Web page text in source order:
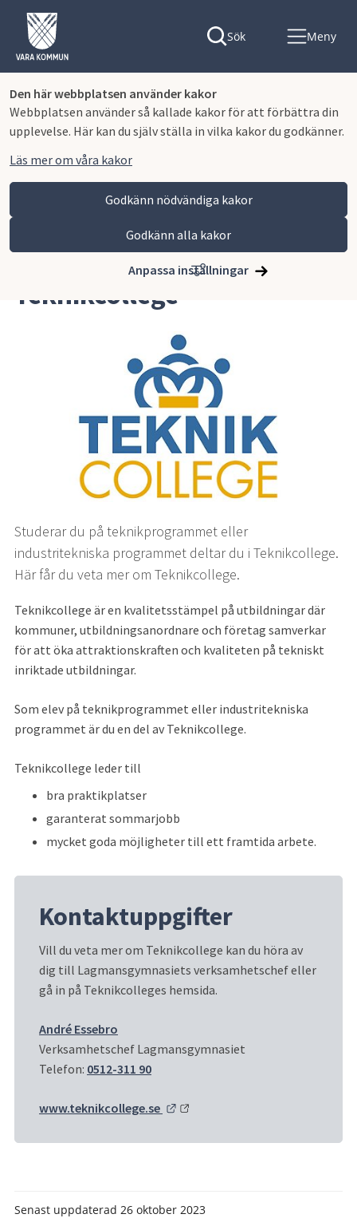
Den här webbplatsen använder kakor
Webbplatsen använder så kallade kakor för att förbättra din
upplevelse. Här kan du själv ställa in vilka kakor du godkänner.
Läs mer om våra kakor
Godkänn nödvändiga kakor
Godkänn alla kakor
Anpassa inställningar
Sök Meny
Lagmansgymnasiet Om skolan Teknikcollege
Teknikcollege
Studerar du på teknikprogrammet eller
industritekniska programmet deltar du i Teknikcollege.
Här får du veta mer om Teknikcollege.
Teknikcollege är en kvalitetsstämpel på utbildningar där
kommuner, utbildningsanordnare och företag samverkar
för att öka attraktionskraften och kvaliteten på tekniskt
inriktade utbildningar.
Som elev på teknikprogrammet eller industritekniska
programmet är du en del av Teknikcollege.
Teknikcollege leder till
bra praktikplatser
garanterat sommarjobb
mycket goda möjligheter till ett framtida arbete.
Kontaktuppgifter
Vill du veta mer om Teknikcollege kan du höra av
dig till Lagmansgymnasiets verksamhetschef eller
gå in på Teknikcolleges hemsida.
André Essebro
Verksamhetschef Lagmansgymnasiet
Telefon: 0512-311 90
www.teknikcollege.se Länk till annan webbplats.
Senast uppdaterad 26 oktober 2023